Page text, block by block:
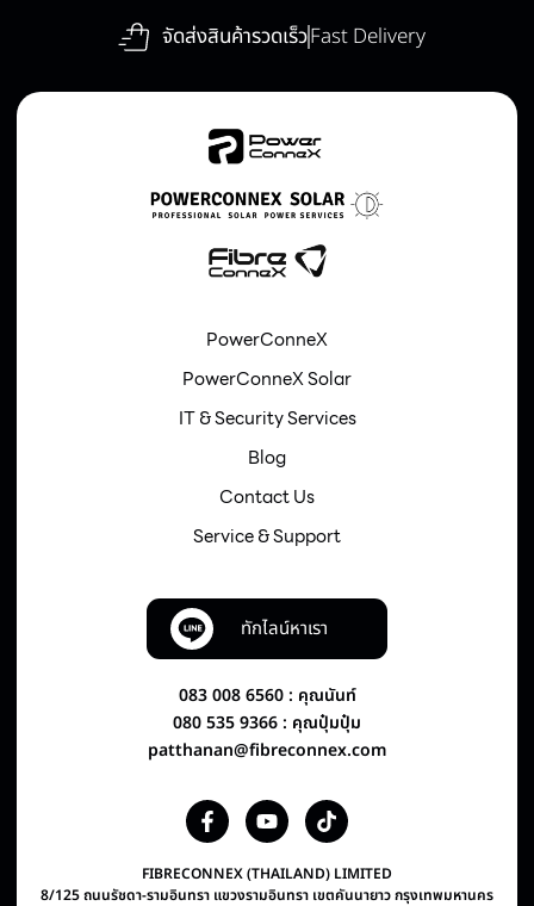
จัดส่งสินค้ารวดเร็วFast Delivery
PowerConneX
PowerConneX Solar
IT & Security Services
Blog
Contact Us
Service & Support
ทักไลน์หาเรา
083 008 6560 : คุณนันท์
080 535 9366 : คุณปุ๋มปุ๋ม
patthanan@fibreconnex.com
FIBRECONNEX (THAILAND) LIMITED
8/125 ถนนรัชดา-รามอินทรา แขวงรามอินทรา เขตคันนายาว กรุงเทพมหานคร